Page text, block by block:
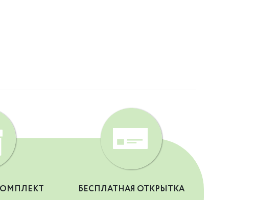
БЕСПЛАТНАЯ ОТКРЫТКА